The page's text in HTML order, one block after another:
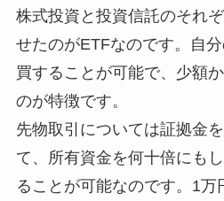
株式投資と投資信託のそれ
せたのがETFなのです。自
買することが可能で、少額
のが特徴です。
先物取引については証拠金
て、所有資金を何十倍にも
ることが可能なのです。1万